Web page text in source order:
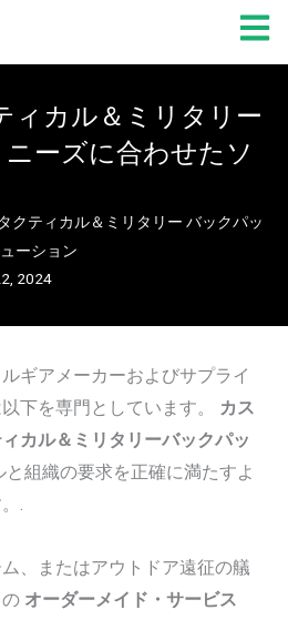
ィカル＆ミリタリー
ーズに合わせたソ
クティカル＆ミリタリー バックパッ
ーション
2024
ギアメーカーおよびサプライ
下を専門としています。
カス
カル＆ミリタリーバックパッ
組織の要求を正確に満たすよ
.
、またはアウトドア遠征の艤
オーダーメイド・サービス